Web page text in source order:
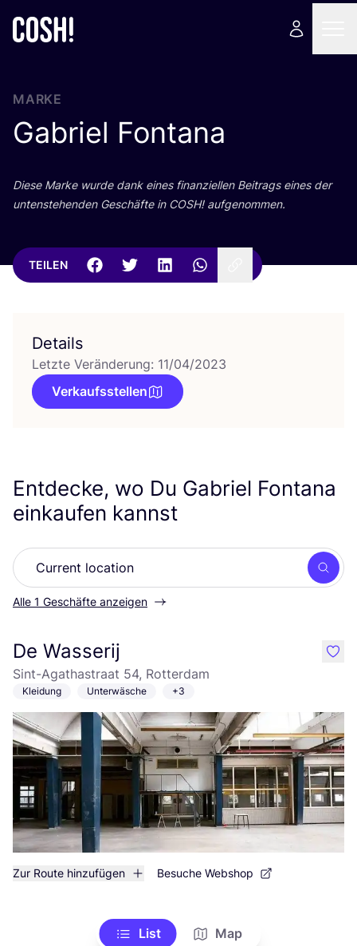
MARKE
Gabriel Fontana
Die­se Mar­ke wur­de dank eines finan­zi­el­len Bei­trags eines der
unten­ste­hen­den Geschäf­te in COSH! aufgenommen.
TEILEN
Details
Letzte Veränderung: 11/04/2023
Verkaufsstellen
Entdecke, wo Du Gabriel Fontana
einkaufen kannst
Alle 1 Geschäfte anzeigen
De Wasserij
Sint-Agathastraat 54, Rotterdam
Kleidung Unterwäsche +3
Zur Route hinzufügen Besuche Webshop
like
List Map